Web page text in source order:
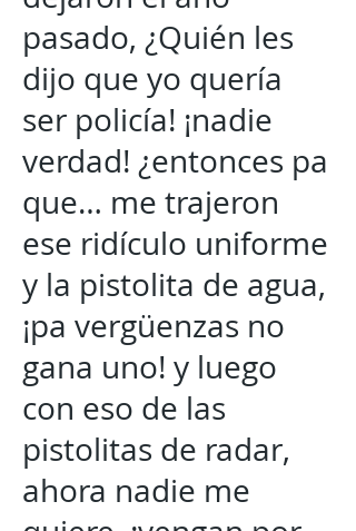
pasado, ¿Quién les
dijo que yo quería
ser policía! ¡nadie
verdad! ¿entonces pa
que… me trajeron
ese ridículo uniforme
y la pistolita de agua,
¡pa vergüenzas no
gana uno! y luego
con eso de las
pistolitas de radar,
ahora nadie me